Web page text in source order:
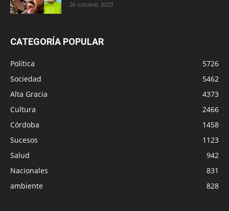
26 octubre, 2023
CATEGORÍA POPULAR
Política
5726
Sociedad
5462
Alta Gracia
4373
Cultura
2466
Córdoba
1458
Sucesos
1123
Salud
942
Nacionales
831
ambiente
828